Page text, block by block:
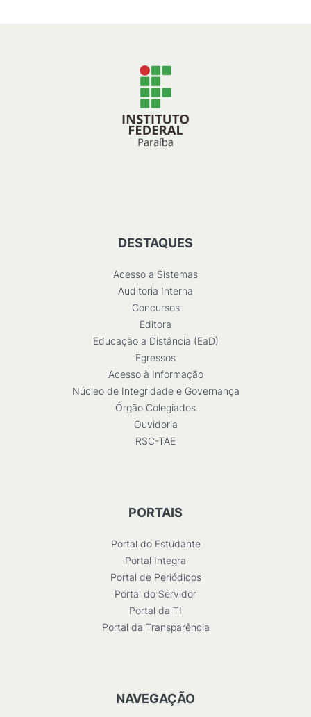
DESTAQUES
Acesso a Sistemas
Auditoria Interna
Concursos
Editora
Educação a Distância (EaD)
Egressos
Acesso à Informação
Núcleo de Integridade e Governança
Órgão Colegiados
Ouvidoria
RSC-TAE
PORTAIS
Portal do Estudante
Portal Integra
Portal de Periódicos
Portal do Servidor
Portal da TI
Portal da Transparência
NAVEGAÇÃO